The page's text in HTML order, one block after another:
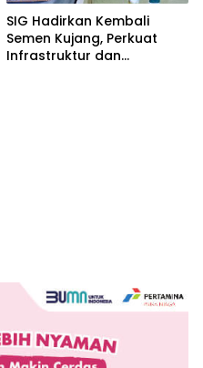
SIG Hadirkan Kembali
Semen Kujang, Perkuat
Infrastruktur dan